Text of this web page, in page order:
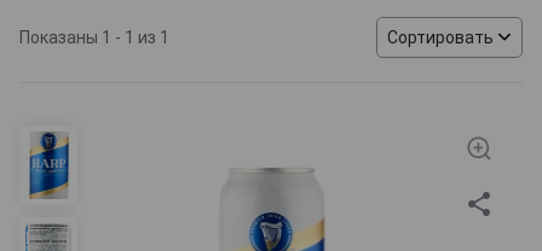
Показаны 1 - 1 из 1 Сортировать